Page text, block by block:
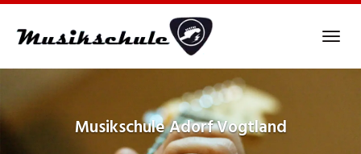
MusikschuleAdorf Vogtland